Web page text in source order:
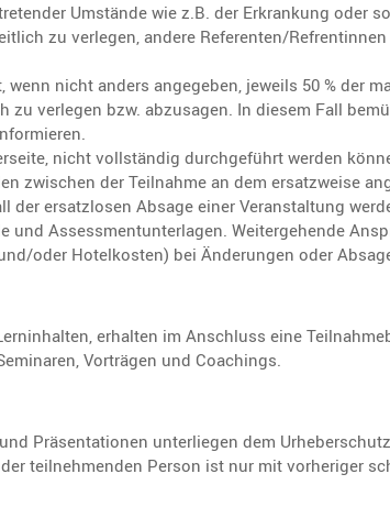
Umstände wie z.B. der Erkran­kung oder
zu verlegen, andere Referenten/
nicht anders angegeben, jeweils 50 % der
verlegen bzw. abzusagen. In diesem Fall
nicht vollständig durch­ge­führt werden
zwischen der Teilnahme an dem ersatz­weise
ersatz­losen Absage einer Veran­stal­tung
Assess­ment­un­ter­lagen. Weiter­ge­hende
oder Hotel­kosten) bei Änderungen oder
erhalten im Anschluss eine
Vorträgen und Coachings.
Präsen­ta­tionen unter­liegen dem
teilneh­menden Person ist nur mit vorhe­riger